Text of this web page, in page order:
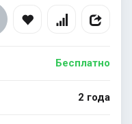
Бесплатно
2 года